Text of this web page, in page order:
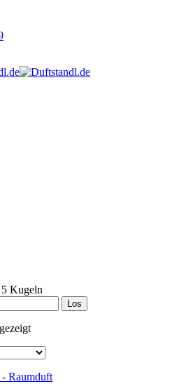
5 Kugeln
Los